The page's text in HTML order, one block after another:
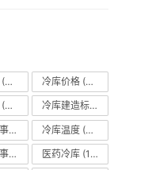
(70) 冷库价格(490)
(31) 冷库建造标准
冷库注意事项 冷库温度(84)
冷库贮藏事项 医药冷库(114)